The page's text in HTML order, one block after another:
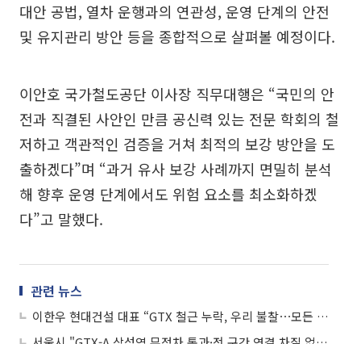
대안 공법, 열차 운행과의 연관성, 운영 단계의 안전
및 유지관리 방안 등을 종합적으로 살펴볼 예정이다.
이안호 국가철도공단 이사장 직무대행은 “국민의 안
전과 직결된 사안인 만큼 공신력 있는 전문 학회의 철
저하고 객관적인 검증을 거쳐 최적의 보강 방안을 도
출하겠다”며 “과거 유사 보강 사례까지 면밀히 분석
해 향후 운영 단계에서도 위험 요소를 최소화하겠
다”고 말했다.
관련 뉴스
이한우 현대건설 대표 “GTX 철근 누락, 우리 불찰⋯모든 책임 통감”